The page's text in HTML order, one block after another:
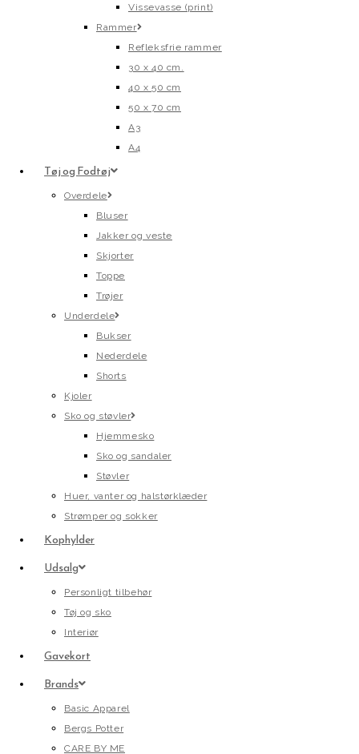
Vissevasse (print)
Rammer
Refleksfrie rammer
30 x 40 cm.
40 x 50 cm
50 x 70 cm
A3
A4
Tøj og Fodtøj
Overdele
Bluser
Jakker og veste
Skjorter
Toppe
Trøjer
Underdele
Bukser
Nederdele
Shorts
Kjoler
Sko og støvler
Hjemmesko
Sko og sandaler
Støvler
Huer, vanter og halstørklæder
Strømper og sokker
Kophylder
Udsalg
Personligt tilbehør
Tøj og sko
Interiør
Gavekort
Brands
Basic Apparel
Bergs Potter
CARE BY ME